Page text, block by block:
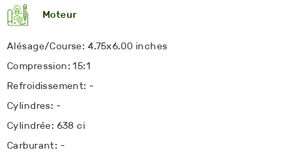
Moteur
Alésage/Course: 4.75x6.00 inches
Compression: 15:1
Refroidissement: -
Cylindres: -
Cylindrée: 638 ci
Carburant: -